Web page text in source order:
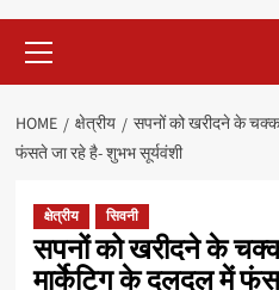
Menu
HOME क्षेत्रीय
सपनों को खरीदने के
फंसते जा रहे है- शुभभ सूर्यवंशी
क्षेत्रीय सिवनी
सपनों को खरीदने के
मार्केटिग के दलदल में